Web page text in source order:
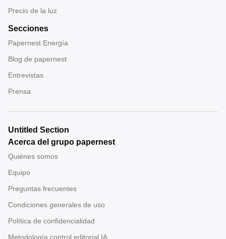
Precio de la luz
Secciones
Papernest Energía
Blog de papernest
Entrevistas
Prensa
Untitled Section
Acerca del grupo papernest
Quiénes somos
Equipo
Preguntas frecuentes
Condiciones generales de uso
Política de confidencialidad
Metodología control editorial IA